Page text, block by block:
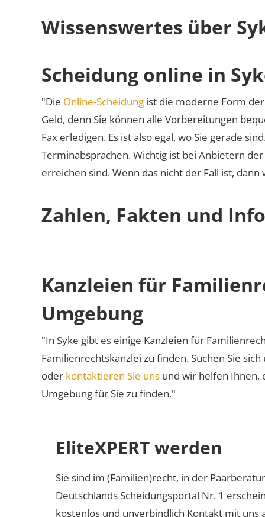
Wissenswertes über
Scheidung online in
"Die Online-Scheidung ist die moderne Form
Geld, denn Sie können alle Vorbereitungen
Fax erledigen. Es ist also egal, wo Sie gerade
Terminabsprachen. Wichtig ist bei Anbietern
erreichen sind. Wenn das nicht der Fall ist, dann
Zahlen, Fakten und
Kanzleien für
Umgebung
"In Syke gibt es einige Kanzleien für
Familienrechtskanzlei zu finden. Suchen Sie
oder kontaktieren Sie uns und wir helfen Ihnen,
Umgebung für Sie zu finden."
EliteXPERT werden
Sie sind im (Familien)recht, in der
Deutschlands Scheidungsportal Nr. 1
kostenlos und unverbindlich Kontakt mit uns